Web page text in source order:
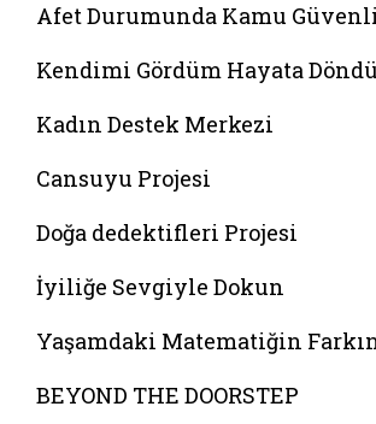
Afet Durumunda Kamu
Kendimi Gördüm Hayata
Kadın Destek Merkezi
Cansuyu Projesi
Doğa dedektifleri Projesi
İyiliğe Sevgiyle Dokun
Yaşamdaki Matematiğin
BEYOND THE DOORSTEP